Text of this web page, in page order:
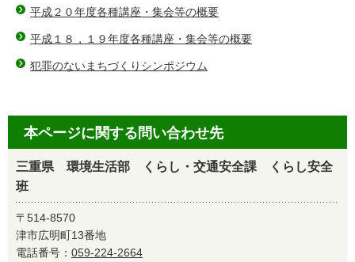
平成２０年度各種講座・集会等の概要
平成１８，１９年度各種講座・集会等の概要
犯罪のないまちづくりシンポジウム
本ページに関する問い合わせ先
三重県 環境生活部 くらし・交通安全課 くらし安全
班
〒514-8570
津市広明町13番地
電話番号： 059-224-2664